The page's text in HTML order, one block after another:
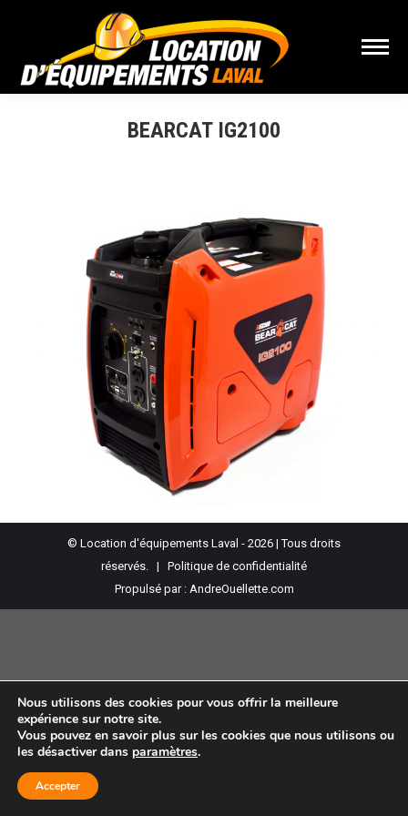
BEARCAT IG2100
© Location d'équipements Laval - 2026 | Tous droits
réservés. | Politique de confidentialité
Propulsé par : AndreOuellette.com
Nous utilisons des cookies pour vous offrir la meilleure
expérience sur notre site.
Vous pouvez en savoir plus sur les cookies que nous utilisons ou
les désactiver dans paramètres.
Accepter